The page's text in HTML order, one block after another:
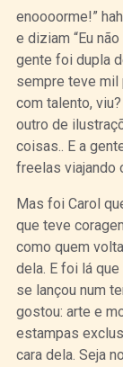
enoooorme!”
e diziam “Eu
gente foi dupla
sempre teve mil
com talento,
outro de
coisas.. E a
freelas viajando
Mas foi Carol
que teve
como quem
dela. E foi lá
se lançou num
gostou: arte e
estampas
cara dela. Seja